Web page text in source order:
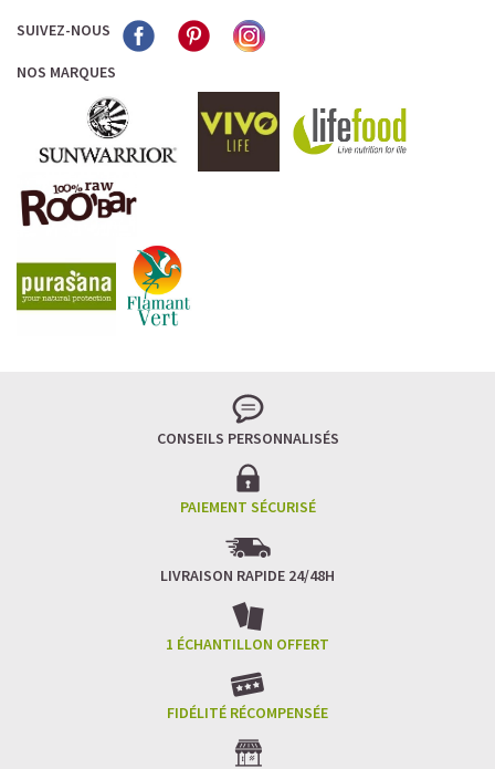
SUIVEZ-NOUS
NOS MARQUES
CONSEILS PERSONNALISÉS
PAIEMENT SÉCURISÉ
LIVRAISON RAPIDE 24/48H
1 ÉCHANTILLON OFFERT
FIDÉLITÉ RÉCOMPENSÉE